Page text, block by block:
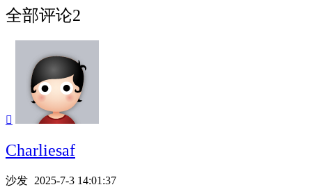
全部评论2

Charliesaf
沙发 2025-7-3 14:01:37